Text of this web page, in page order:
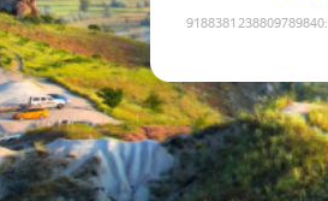
9188381238809789840: